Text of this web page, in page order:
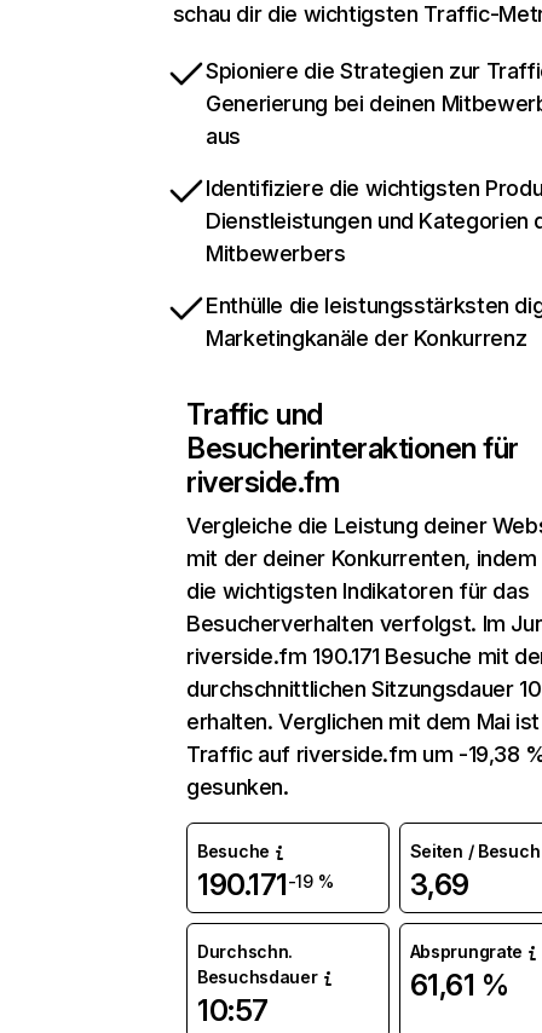
schau dir die wichtigsten Traffic-
Spioniere die Strategien zur
Generierung bei deinen
aus
Identifiziere die wichtigsten
Dienstleistungen und Kategorien
Mitbewerbers
Enthülle die leistungsstärksten
Marketingkanäle der Konkurrenz
Traffic und
Besucherinteraktionen für
riverside.fm
Vergleiche die Leistung deiner
mit der deiner Konkurrenten, indem
die wichtigsten Indikatoren für das
Besucherverhalten verfolgst. Im
riverside.fm 190.171 Besuche mit
durchschnittlichen Sitzungsdauer
erhalten. Verglichen mit dem Mai
Traffic auf riverside.fm um -19,38
gesunken.
Besuche
190.171-19 %
Seiten / Besuch
3,69
Durchschn.
Besuchsdauer
10:57
Absprungrate
61,61 %